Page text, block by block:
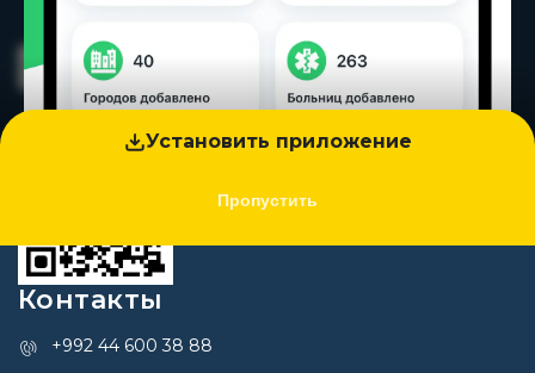
Установить приложение
Пропустить
Контакты
+992 44 600 38 88